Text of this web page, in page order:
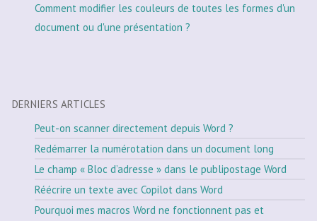
Comment modifier les couleurs de toutes les formes d'un
document ou d'une présentation ?
DERNIERS ARTICLES
Peut-on scanner directement depuis Word ?
Redémarrer la numérotation dans un document long
Le champ « Bloc d’adresse » dans le publipostage Word
Réécrire un texte avec Copilot dans Word
Pourquoi mes macros Word ne fonctionnent pas et